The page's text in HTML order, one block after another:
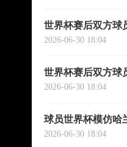
世界杯赛后双方球
2026-06-30 18:04
世界杯赛后双方球
2026-06-30 18:04
球员世界杯模仿哈
2026-06-30 18:04